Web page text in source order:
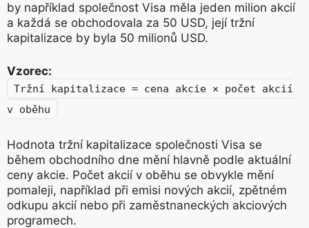
by například společnost Visa měla jeden milion akcií
a každá se obchodovala za 50 USD, její tržní
kapitalizace by byla 50 milionů USD.
Vzorec:
Tržní kapitalizace = cena akcie × počet akcií
v oběhu
Hodnota tržní kapitalizace společnosti Visa se
během obchodního dne mění hlavně podle aktuální
ceny akcie. Počet akcií v oběhu se obvykle mění
pomaleji, například při emisi nových akcií, zpětném
odkupu akcií nebo při zaměstnaneckých akciových
programech.